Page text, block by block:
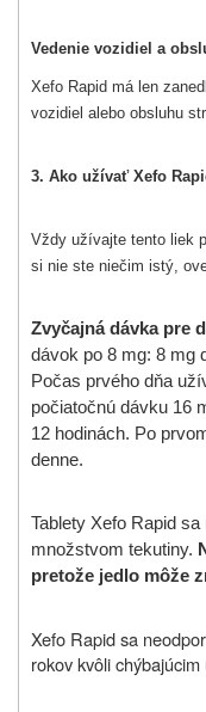
Vedenie vozidiel a
Xefo Rapid má len
vozidiel alebo obsluhu
3. Ako užívať Xefo
Vždy užívajte tento liek
si nie ste niečim istý,
Zvyčajná dávka pre
dávok po 8 mg: 8 mg
Počas prvého dňa
počiatočnú dávku 16
12 hodinách. Po
denne.
Tablety Xefo Rapid
množstvom tekutiny.
pretože jedlo môže
Xefo Rapid sa
rokov kvôli chýbajúcim